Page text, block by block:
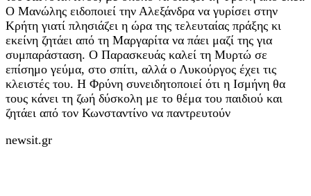
Ο Μανώλης ειδοποιεί την Αλεξάνδρα να γυρίσει στην
Κρήτη γιατί πλησιάζει η ώρα της τελευταίας πράξης κι
εκείνη ζητάει από τη Μαργαρίτα να πάει μαζί της για
συμπαράσταση. Ο Παρασκευάς καλεί τη Μυρτώ σε
επίσημο γεύμα, στο σπίτι, αλλά ο Λυκούργος έχει τις
κλειστές του. Η Φρύνη συνειδητοποιεί ότι η Ισμήνη θα
τους κάνει τη ζωή δύσκολη με το θέμα του παιδιού και
ζητάει από τον Κωνσταντίνο να παντρευτούν
newsit.gr